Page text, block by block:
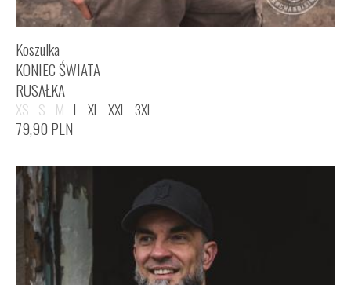
Koszulka
KONIEC ŚWIATA
RUSAŁKA
XS S M L XL XXL 3XL
79,90 PLN